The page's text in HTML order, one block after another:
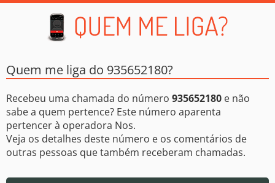
Quem me liga do 935652180?
Recebeu uma chamada do número 935652180 e não
sabe a quem pertence? Este número aparenta
pertencer à operadora Nos.
Veja os detalhes deste número e os comentários de
outras pessoas que também receberam chamadas.